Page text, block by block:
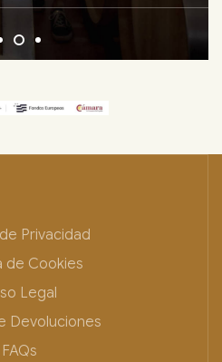
Privacidad
de Cookies
Legal
Devoluciones
FAQs